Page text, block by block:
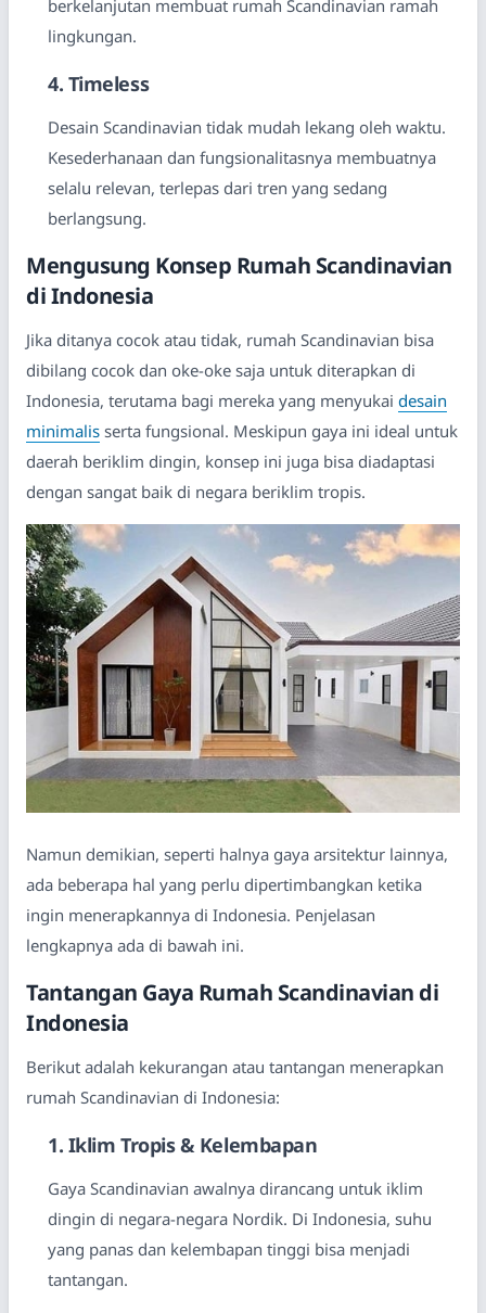
berkelanjutan membuat rumah Scandinavian ramah
lingkungan.
4. Timeless
Desain Scandinavian tidak mudah lekang oleh waktu.
Kesederhanaan dan fungsionalitasnya membuatnya
selalu relevan, terlepas dari tren yang sedang
berlangsung.
Mengusung Konsep Rumah Scandinavian
di Indonesia
Jika ditanya cocok atau tidak, rumah Scandinavian bisa
dibilang cocok dan oke-oke saja untuk diterapkan di
Indonesia, terutama bagi mereka yang menyukai desain
minimalis serta fungsional. Meskipun gaya ini ideal untuk
daerah beriklim dingin, konsep ini juga bisa diadaptasi
dengan sangat baik di negara beriklim tropis.
Namun demikian, seperti halnya gaya arsitektur lainnya,
ada beberapa hal yang perlu dipertimbangkan ketika
ingin menerapkannya di Indonesia. Penjelasan
lengkapnya ada di bawah ini.
Tantangan Gaya Rumah Scandinavian di
Indonesia
Berikut adalah kekurangan atau tantangan menerapkan
rumah Scandinavian di Indonesia:
1. Iklim Tropis & Kelembapan
Gaya Scandinavian awalnya dirancang untuk iklim
dingin di negara-negara Nordik. Di Indonesia, suhu
yang panas dan kelembapan tinggi bisa menjadi
tantangan.